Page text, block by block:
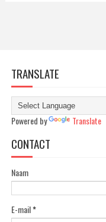
TRANSLATE
Powered by Translate
CONTACT
Naam
E-mail*